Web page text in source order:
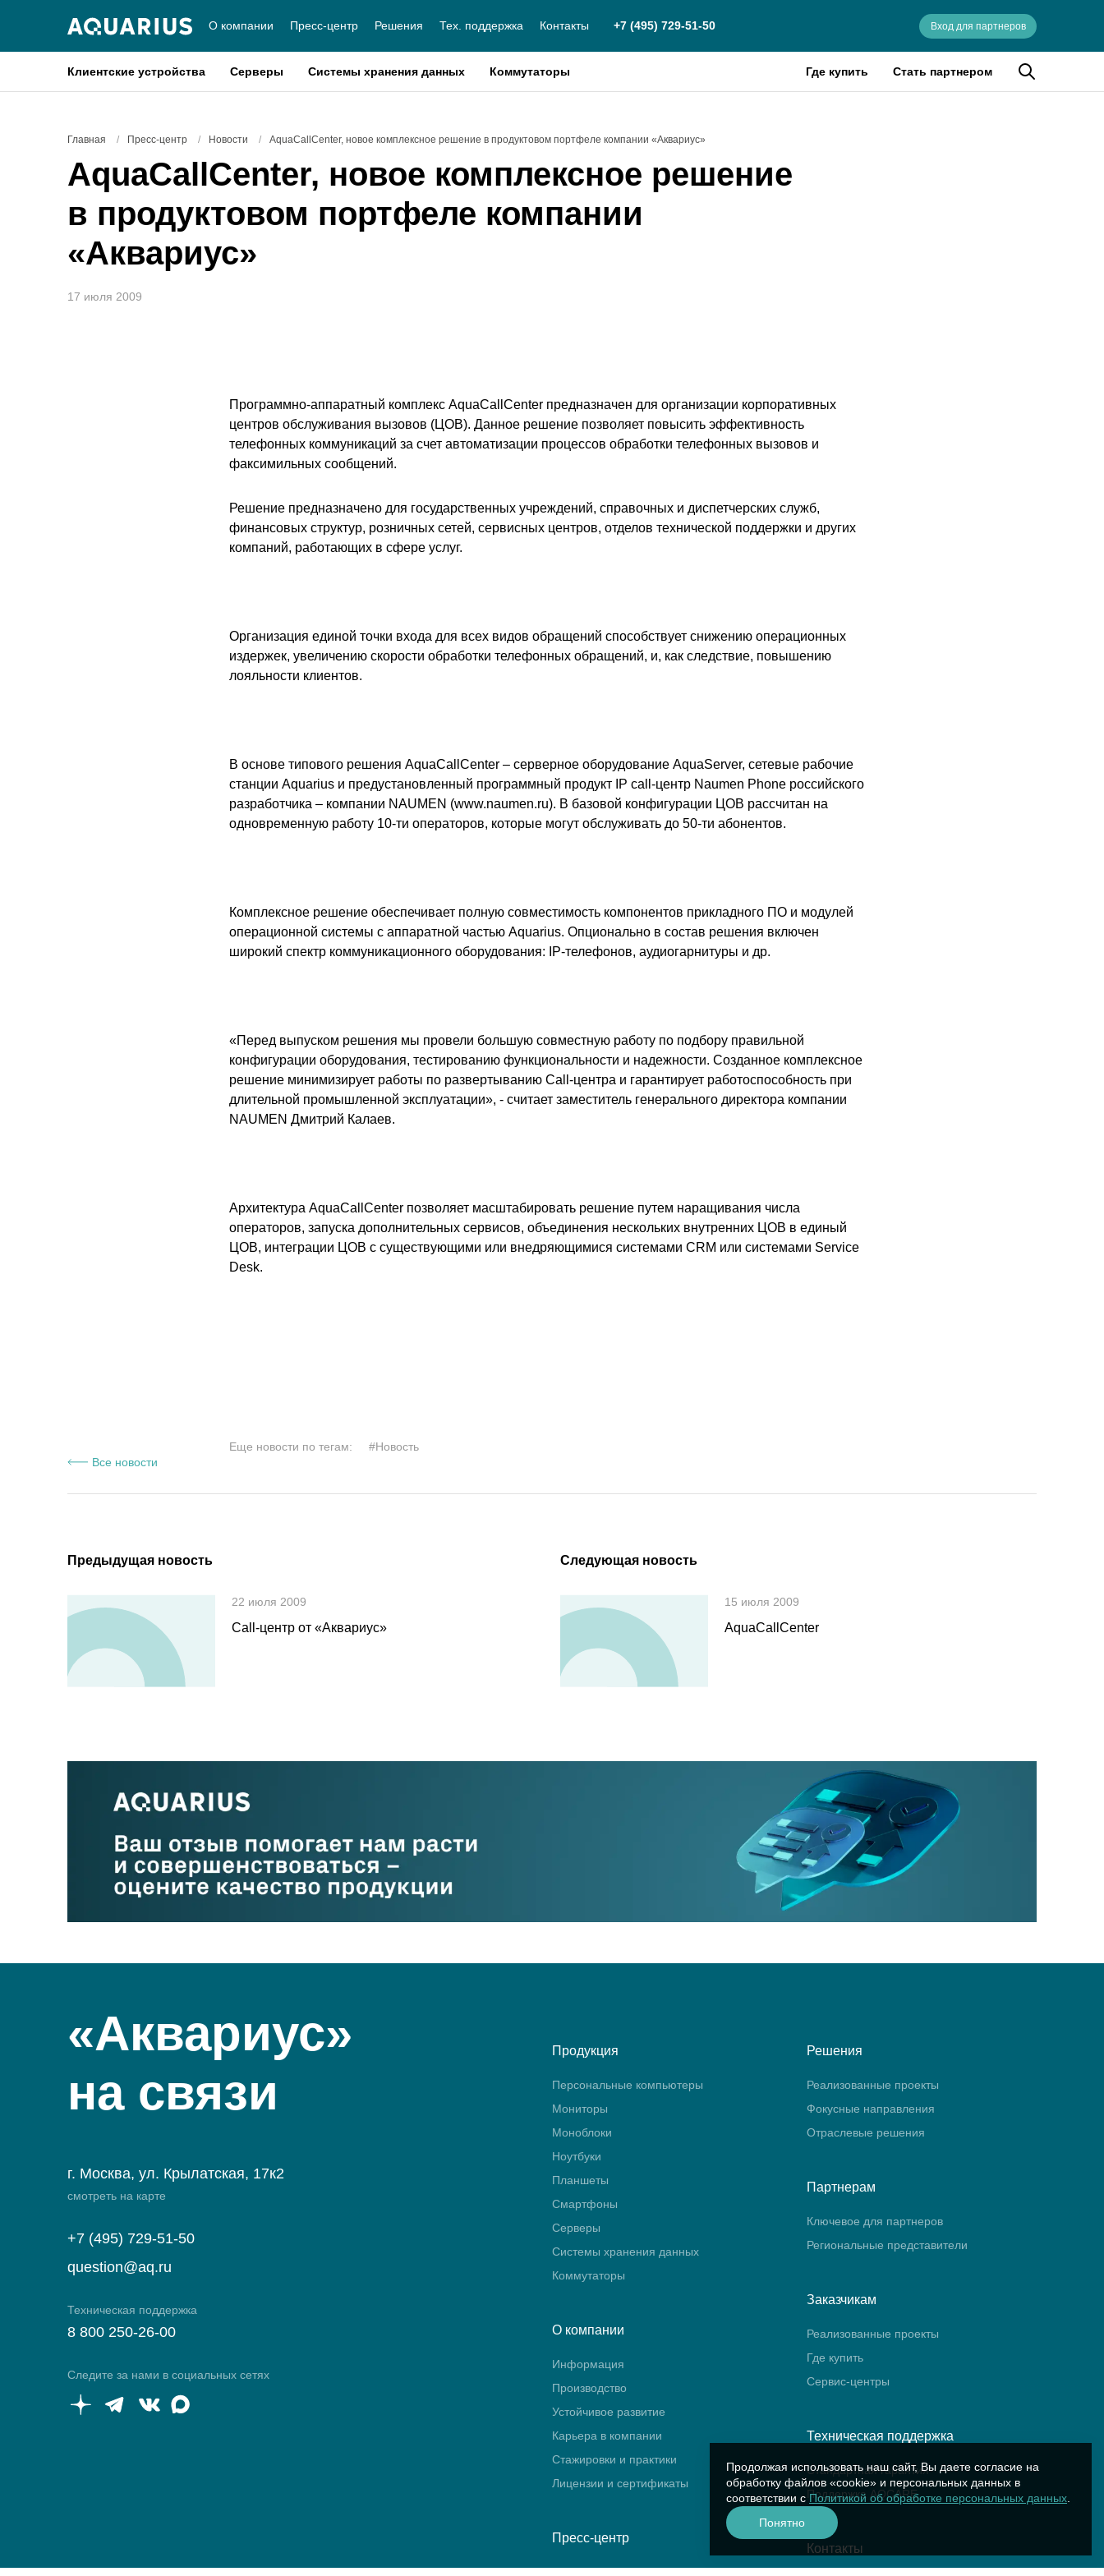
О компании Пресс-центр Решения Тех. поддержка Контакты +7 (495) 729-51-50 Вход для партнеров
Клиентские устройства Серверы Системы хранения данных Коммутаторы Где купить Стать партнером
Главная / Пресс-центр / Новости / AquaCallCenter, новое комплексное решение в продуктовом портфеле компании «Аквариус»
AquaCallCenter, новое комплексное решение
в продуктовом портфеле компании
«Аквариус»
17 июля 2009
Все новости
Программно-аппаратный комплекс AquaCallCenter предназначен для организации корпоративных
центров обслуживания вызовов (ЦОВ). Данное решение позволяет повысить эффективность
телефонных коммуникаций за счет автоматизации процессов обработки телефонных вызовов и
факсимильных сообщений.
Решение предназначено для государственных учреждений, справочных и диспетчерских служб,
финансовых структур, розничных сетей, сервисных центров, отделов технической поддержки и других
компаний, работающих в сфере услуг.
Организация единой точки входа для всех видов обращений способствует снижению операционных
издержек, увеличению скорости обработки телефонных обращений, и, как следствие, повышению
лояльности клиентов.
В основе типового решения AquaCallCenter – серверное оборудование AquaServer, сетевые рабочие
станции Aquarius и предустановленный программный продукт IP call-центр Naumen Phone российского
разработчика – компании NAUMEN (www.naumen.ru). В базовой конфигурации ЦОВ рассчитан на
одновременную работу 10-ти операторов, которые могут обслуживать до 50-ти абонентов.
Комплексное решение обеспечивает полную совместимость компонентов прикладного ПО и модулей
операционной системы с аппаратной частью Aquarius. Опционально в состав решения включен
широкий спектр коммуникационного оборудования: IP-телефонов, аудиогарнитуры и др.
«Перед выпуском решения мы провели большую совместную работу по подбору правильной
конфигурации оборудования, тестированию функциональности и надежности. Созданное комплексное
решение минимизирует работы по развертыванию Call-центра и гарантирует работоспособность при
длительной промышленной эксплуатации», - считает заместитель генерального директора компании
NAUMEN Дмитрий Калаев.
Архитектура AquaCallCenter позволяет масштабировать решение путем наращивания числа
операторов, запуска дополнительных сервисов, объединения нескольких внутренних ЦОВ в единый
ЦОВ, интеграции ЦОВ с существующими или внедряющимися системами СRМ или системами Service
Desk.
Еще новости по тегам: #Новость
Предыдущая новость
22 июля 2009
Call-центр от «Аквариус»
Следующая новость
15 июля 2009
AquaCallCenter
«Аквариус»
на связи
г. Москва, ул. Крылатская, 17к2
смотреть на карте
+7 (495) 729-51-50
question@aq.ru
Техническая поддержка
8 800 250-26-00
Следите за нами в социальных сетях
Продукция
Персональные компьютеры
Мониторы
Моноблоки
Ноутбуки
Планшеты
Смартфоны
Серверы
Системы хранения данных
Коммутаторы
О компании
Информация
Производство
Устойчивое развитие
Карьера в компании
Стажировки и практики
Лицензии и сертификаты
Пресс-центр
Новости
Решения
Реализованные проекты
Фокусные направления
Отраслевые решения
Партнерам
Ключевое для партнеров
Региональные представители
Заказчикам
Реализованные проекты
Где купить
Сервис-центры
Техническая поддержка
Стандартная гарантия
Поддержка AQCARE
Контакты
Продолжая использовать наш сайт, Вы даете согласие на
обработку файлов «cookie» и персональных данных в
соответствии сПолитикой об обработке персональных данных
Понятно